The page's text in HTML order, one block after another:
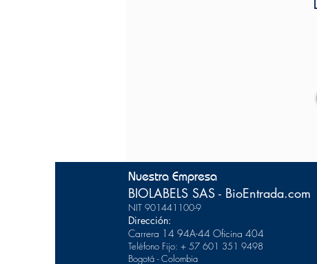
Nuestra Empresa
BIOLABELS SAS - BioEntrada.com
NIT 901441100-9
Dirección:
Carrera 14 94A-44 Oficina 404
Teléfono Fijo: + 57 601 351 9498
Bogotá - Colombia